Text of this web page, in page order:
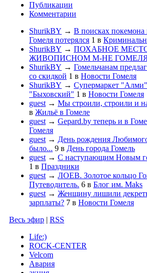
Публикации
Комментарии
ShurikBY → В поисках покемона
Гомеля потерялся 1 в
ShurikBY → ПОХАБНОЕ
ЖИВОПИСНОМ М-НЕ
ShurikBY → Гомельчанам
со скидкой 1 в Новости Гомеля
ShurikBY → Супермаркет
"Быховский" 1 в Новости Гомеля
guest → Мы строили, строили и
в Жильё в Гомеле
guest → Gepard.by теперь и в
Гомеля
guest → День рождения
было... 9 в День города Гомель
guest → С наступающим Новым
1 в Праздники
guest → ЛОЕВ. Золотое кольцо
Путеводитель. 6 в Блог им. Maks
guest → Женщину лишили
зарплаты? 7 в Новости Гомеля
Весь эфир | RSS
Life:)
ROCK-CENTER
Velcom
Авария